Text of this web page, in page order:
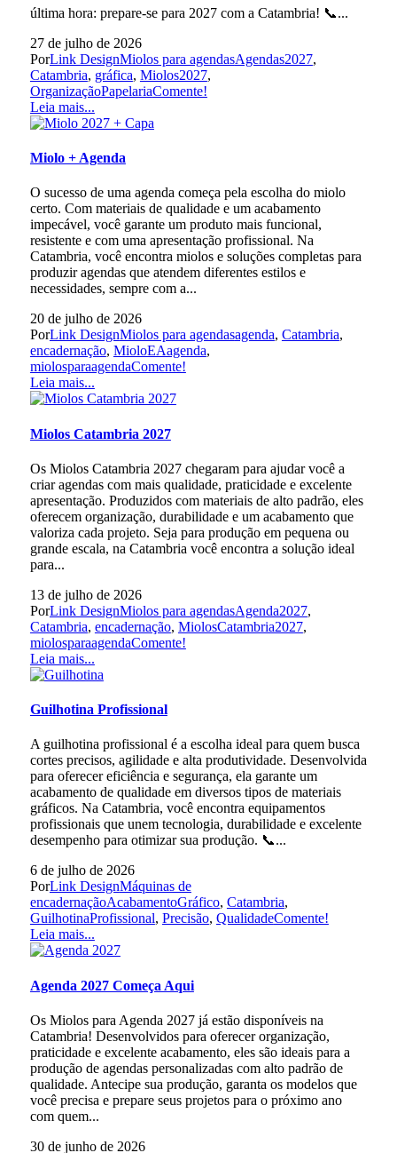
última hora: prepare-se para 2027 com a Catambria! 📞...
27 de julho de 2026
PorLink DesignMiolos para agendasAgendas2027,
Catambria, gráfica, Miolos2027,
OrganizaçãoPapelariaComente!
Leia mais...
Miolo + Agenda
O sucesso de uma agenda começa pela escolha do miolo
certo. Com materiais de qualidade e um acabamento
impecável, você garante um produto mais funcional,
resistente e com uma apresentação profissional. Na
Catambria, você encontra miolos e soluções completas para
produzir agendas que atendem diferentes estilos e
necessidades, sempre com a...
20 de julho de 2026
PorLink DesignMiolos para agendasagenda, Catambria,
encadernação, MioloEAagenda,
miolosparaagendaComente!
Leia mais...
Miolos Catambria 2027
Os Miolos Catambria 2027 chegaram para ajudar você a
criar agendas com mais qualidade, praticidade e excelente
apresentação. Produzidos com materiais de alto padrão, eles
oferecem organização, durabilidade e um acabamento que
valoriza cada projeto. Seja para produção em pequena ou
grande escala, na Catambria você encontra a solução ideal
para...
13 de julho de 2026
PorLink DesignMiolos para agendasAgenda2027,
Catambria, encadernação, MiolosCatambria2027,
miolosparaagendaComente!
Leia mais...
Guilhotina Profissional
A guilhotina profissional é a escolha ideal para quem busca
cortes precisos, agilidade e alta produtividade. Desenvolvida
para oferecer eficiência e segurança, ela garante um
acabamento de qualidade em diversos tipos de materiais
gráficos. Na Catambria, você encontra equipamentos
profissionais que unem tecnologia, durabilidade e excelente
desempenho para otimizar sua produção. 📞...
6 de julho de 2026
PorLink DesignMáquinas de
encadernaçãoAcabamentoGráfico, Catambria,
GuilhotinaProfissional, Precisão, QualidadeComente!
Leia mais...
Agenda 2027 Começa Aqui
Os Miolos para Agenda 2027 já estão disponíveis na
Catambria! Desenvolvidos para oferecer organização,
praticidade e excelente acabamento, eles são ideais para a
produção de agendas personalizadas com alto padrão de
qualidade. Antecipe sua produção, garanta os modelos que
você precisa e prepare seus projetos para o próximo ano
com quem...
30 de junho de 2026